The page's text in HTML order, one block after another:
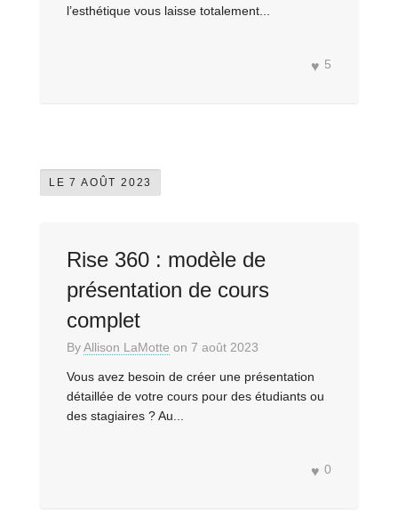
l’esthétique vous laisse totalement...
5
LE 7 AOÛT 2023
Rise 360 : modèle de
présentation de cours
complet
ByAllison LaMotte on 7 août 2023
Vous avez besoin de créer une présentation
détaillée de votre cours pour des étudiants ou
des stagiaires ? Au...
0